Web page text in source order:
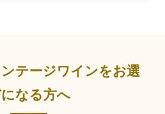
テージワインをお選
なる方へ